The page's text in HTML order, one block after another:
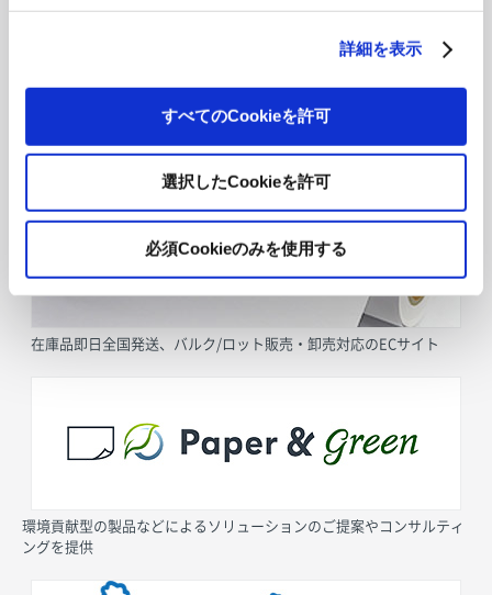
詳細を表示
すべてのCookieを許可
選択したCookieを許可
必須Cookieのみを使用する
在庫品即日全国発送、バルク/ロット販売・卸売対応のECサイト
環境貢献型の製品などによるソリューションのご提案やコンサルティ
ングを提供